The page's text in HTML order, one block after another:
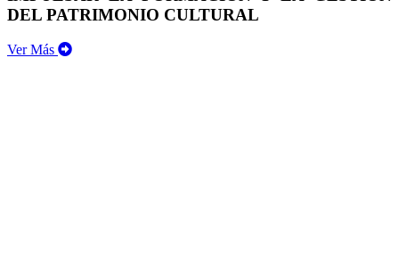
DEL PATRIMONIO CULTURAL
Ver Más